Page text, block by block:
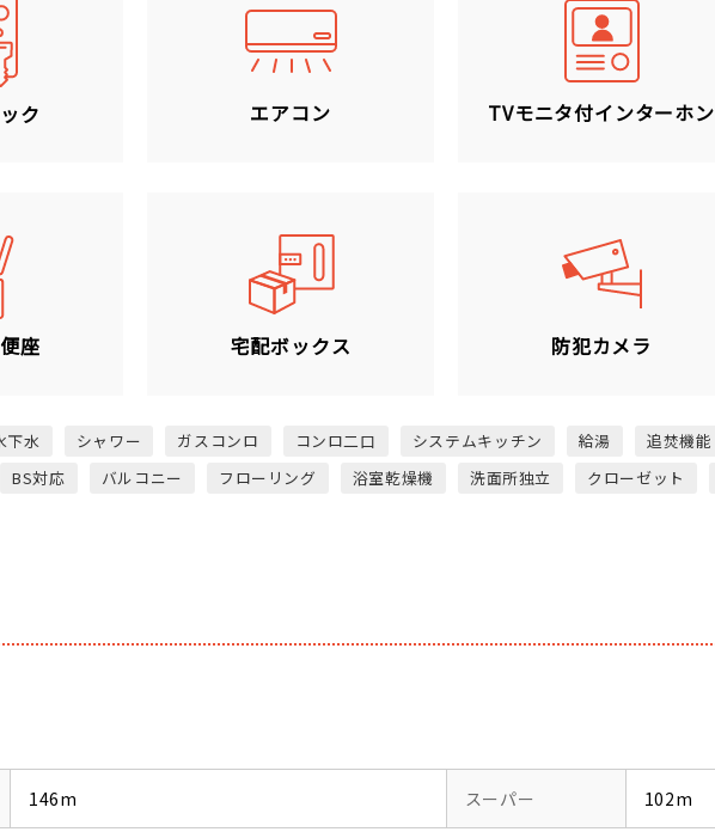
ク エアコン TVモニタ付インターホン
座 宅配ボックス 防犯カメラ
下水 シャワー ガスコンロ コンロ二口 システムキッチン 給湯 追焚機能
BS対応 バルコニー フローリング 浴室乾燥機 洗面所独立 クローゼット
146m スーパー 102m